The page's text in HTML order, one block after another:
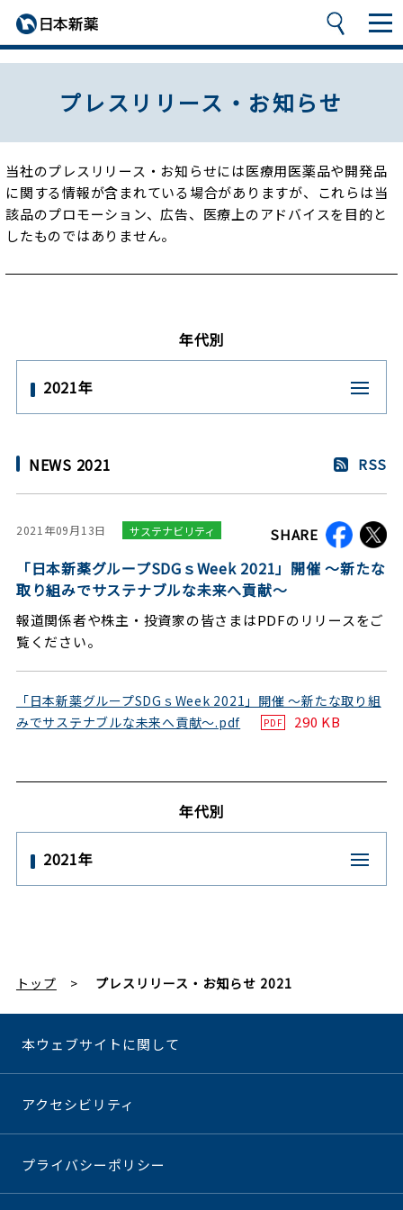
プレスリリース・お知らせ
当社のプレスリリース・お知らせには医療用医薬品や開発品
に関する情報が含まれている場合がありますが、
これらは当
該品のプロモーション、広告、医療上のアドバイスを目的と
したものではありません。
年代別
2021年
NEWS 2021 RSS
2021年09月13日 サステナビリティ SHARE
「日本新薬グループSDGｓWeek 2021」開催 ～新たな
取り組みでサステナブルな未来へ貢献～
報道関係者や株主・投資家の皆さまはPDFのリリースをご
覧ください。
「日本新薬グループSDGｓWeek 2021」開催 ～新たな取り組
みでサステナブルな未来へ貢献～.pdf
PDF 290 KB
年代別
2021年
トップ プレスリリース・お知らせ 2021
本ウェブサイトに関して
アクセシビリティ
プライバシーポリシー